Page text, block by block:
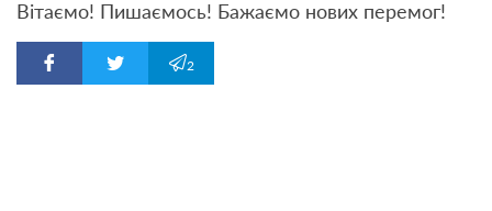
2
Вітаємо! Пишаємось! Бажаємо нових перемог!